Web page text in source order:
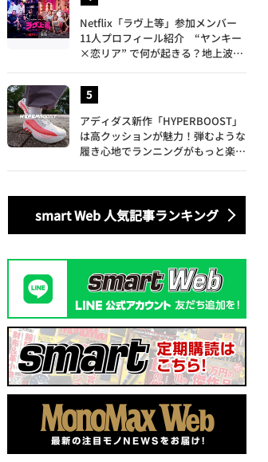
Netflix「ラヴ上等」参加メンバー
11人プロフィール紹介 “ヤンキー
×恋リア” で何が起きる？地上波で
が爆誕
アディダス新作「HYPERBOOST」
は高クッションが魅力！弾むような
履き心地でランニングがもっと楽し
smart Web 人気記事ランキング